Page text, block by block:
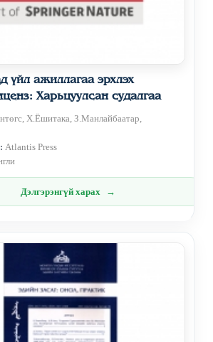
үйл ажиллагаа эрхлэх
Харьцуулсан судалгаа
Х.Ёшитака, З.Манлайбаатар,
Atlantis Press
Дэлгэрэнгүй харах